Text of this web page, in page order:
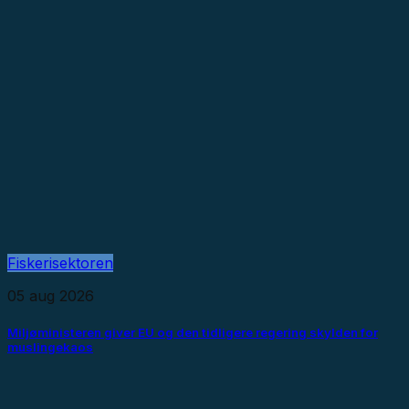
Fiskerisektoren
05 aug 2026
Miljøministeren giver EU og den tidligere regering skylden for
muslingekaos